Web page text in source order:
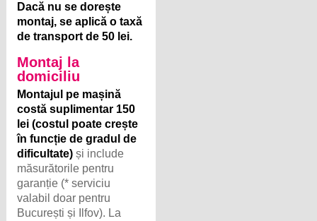
Dacă nu se dorește
montaj, se aplică o taxă
de transport de 50 lei.
Montaj la
domiciliu
Montajul pe mașină
costă suplimentar 150
lei (costul poate crește
în funcție de gradul de
dificultate) și include
măsurătorile pentru
garanție (* serviciu
valabil doar pentru
București și Ilfov). La